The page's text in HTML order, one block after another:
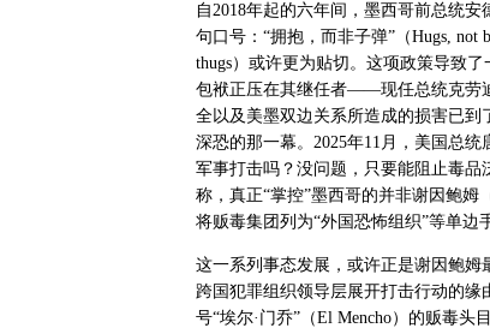
自2018年起的六年间，墨西哥前总统安
句口号：“拥抱，而非子弹”（Hugs, not
thugs）或许更为贴切。这项政策导致了
包袱正压在其继任者——现任总统克劳
全以及美墨双边关系所造成的损害已
深恐的那一幕。 2025年11 月，美国总统
军事打击吗？没问题，只要能阻止毒
称，真正“掌控”墨西哥的并非谢因鲍姆
将贩毒集团列为“外国恐怖组织”等单边
这一系列事态发展，或许正是谢因鲍
跨国犯罪组织领导层展开打击行动的
号“埃尔·门乔”（El Mencho）的贩毒头